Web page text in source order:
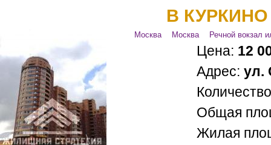
В КУРКИНО
Москва Москва Речной вокзал
Цена: 12
Адрес: ул.
Общая
Жилая